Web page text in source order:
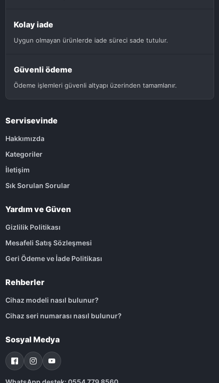
Kolay iade
Uygun olmayan ürünlerde iade süreci sade tutulur.
Güvenli ödeme
Ödeme işlemleri güvenli altyapı üzerinden tamamlanır.
Servisevinde
Hakkımızda
Kategoriler
İletişim
Sık Sorulan Sorular
Yardım ve Güven
Gizlilik Politikası
Mesafeli Satış Sözleşmesi
Geri Ödeme ve İade Politikası
Rehberler
Cihaz modeli nasıl bulunur?
Cihaz seri numarası nasıl bulunur?
Sosyal Medya